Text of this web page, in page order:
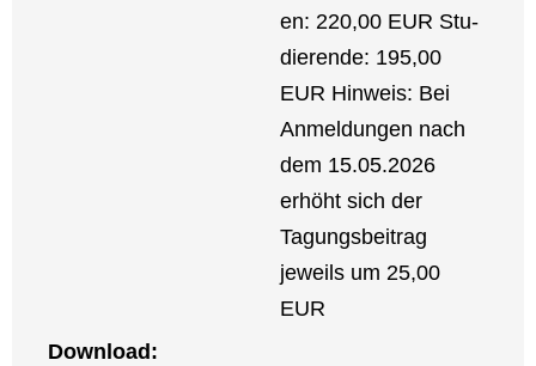
en: 220,00 EUR Stu­
die­ren­de: 195,00
EUR Hin­weis: Bei
Anmel­dun­gen nach
dem 15.05.2026
erhöht sich der
Tagungs­bei­trag
jeweils um 25,00
EUR
Down­load: